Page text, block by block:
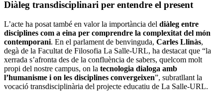
Diàleg transdisciplinari per entendre el present
L’acte ha posat també en valor la importància del diàleg entre
disciplines com a eina per comprendre la complexitat del món
contemporani. En el parlament de benvinguda, Carles Llinàs,
degà de la Facultat de Filosofia La Salle-URL, ha destacat que “la
xerrada s’afronta des de la confluència de sabers, quelcom molt
propi del nostre campus, on la tecnologia dialoga amb
l’humanisme i on les disciplines convergeixen”, subratllant la
vocació transdisciplinària del projecte educatiu de La Salle-URL.